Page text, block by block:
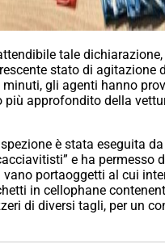
tale
stato di agitazione
minuti, gli agenti hanno
più approfondito della
è stata eseguita
e ha permesso
vano portaoggetti al cui
in cellophane
di diversi tagli, per un